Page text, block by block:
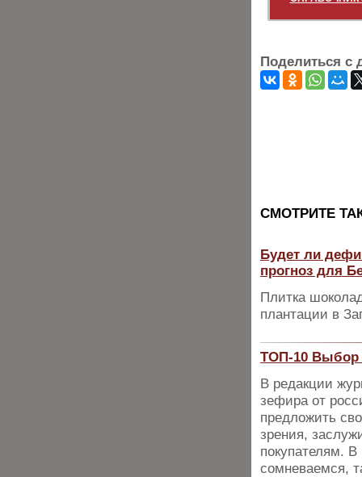
Поделиться с
CМОТРИТЕ
Будет ли
прогноз для
Плитка
плантации в
ТОП-10 Выбор
В редакции
зефира от
предложить
зрения,
покупателям.
сомневаемся,